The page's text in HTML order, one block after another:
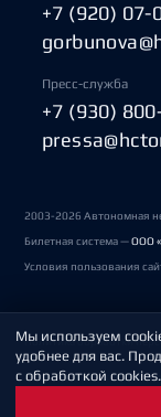
+7 (920) 07-
Пресс-служба
+7 (930)
2003-2026 Автономная
Билетная система —ООО
Условия пользования
Политика обработки
Пользовательское
Мы используем
удобнее для вас.
с обработкой cookies.